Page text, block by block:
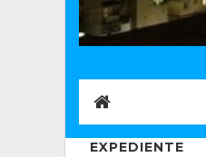
EXPEDIENTE